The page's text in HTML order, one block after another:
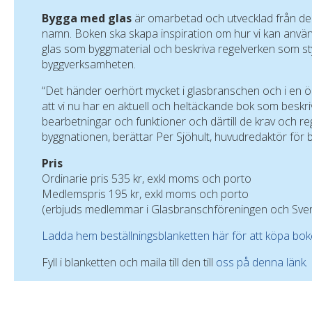
Bygga med glas är omarbetad och utvecklad från
namn. Boken ska skapa inspiration om hur vi kan
glas som byggmaterial och beskriva regelverken som
byggverksamheten.
“Det händer oerhört mycket i glasbranschen och i en
att vi nu har en aktuell och heltäckande bok som
bearbetningar och funktioner och därtill de krav och
byggnationen, berättar Per Sjöhult, huvudredaktör för
Pris
Ordinarie pris 535 kr, exkl moms och porto
Medlemspris 195 kr, exkl moms och porto
(erbjuds medlemmar i Glasbranschföreningen och
Ladda hem beställningsblanketten här för att köpa
Fyll i blanketten och maila till den till oss på denna länk.